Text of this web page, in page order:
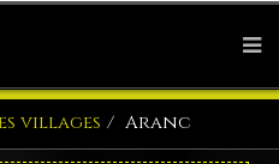
villages Aranc